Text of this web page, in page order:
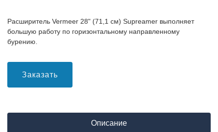
Расширитель Vermeer 28" (71,1 см) Supreamer выполняет
большую работу по горизонтальному направленному
бурению.
Заказать
Описание